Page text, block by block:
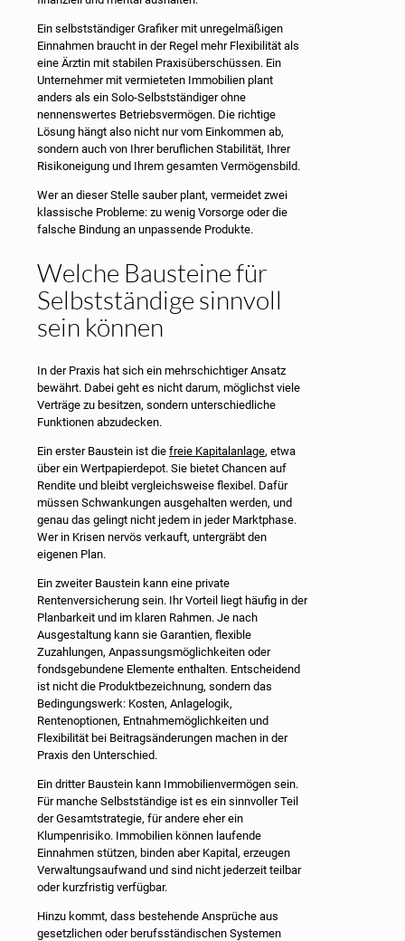
Ein selbstständiger Grafiker mit unregelmäßigen
Einnahmen braucht in der Regel mehr Flexibilität als
eine Ärztin mit stabilen Praxisüberschüssen. Ein
Unternehmer mit vermieteten Immobilien plant
anders als ein Solo-Selbstständiger ohne
nennenswertes Betriebsvermögen. Die richtige
Lösung hängt also nicht nur vom Einkommen ab,
sondern auch von Ihrer beruflichen Stabilität, Ihrer
Risikoneigung und Ihrem gesamten Vermögensbild.
Wer an dieser Stelle sauber plant, vermeidet zwei
klassische Probleme: zu wenig Vorsorge oder die
falsche Bindung an unpassende Produkte.
Welche Bausteine für
Selbstständige sinnvoll
sein können
In der Praxis hat sich ein mehrschichtiger Ansatz
bewährt. Dabei geht es nicht darum, möglichst viele
Verträge zu besitzen, sondern unterschiedliche
Funktionen abzudecken.
Ein erster Baustein ist die freie Kapitalanlage, etwa
über ein Wertpapierdepot. Sie bietet Chancen auf
Rendite und bleibt vergleichsweise flexibel. Dafür
müssen Schwankungen ausgehalten werden, und
genau das gelingt nicht jedem in jeder Marktphase.
Wer in Krisen nervös verkauft, untergräbt den
eigenen Plan.
Ein zweiter Baustein kann eine private
Rentenversicherung sein. Ihr Vorteil liegt häufig in der
Planbarkeit und im klaren Rahmen. Je nach
Ausgestaltung kann sie Garantien, flexible
Zuzahlungen, Anpassungsmöglichkeiten oder
fondsgebundene Elemente enthalten. Entscheidend
ist nicht die Produktbezeichnung, sondern das
Bedingungswerk: Kosten, Anlagelogik,
Rentenoptionen, Entnahmemöglichkeiten und
Flexibilität bei Beitragsänderungen machen in der
Praxis den Unterschied.
Ein dritter Baustein kann Immobilienvermögen sein.
Für manche Selbstständige ist es ein sinnvoller Teil
der Gesamtstrategie, für andere eher ein
Klumpenrisiko. Immobilien können laufende
Einnahmen stützen, binden aber Kapital, erzeugen
Verwaltungsaufwand und sind nicht jederzeit teilbar
oder kurzfristig verfügbar.
Hinzu kommt, dass bestehende Ansprüche aus
gesetzlichen oder berufsständischen Systemen